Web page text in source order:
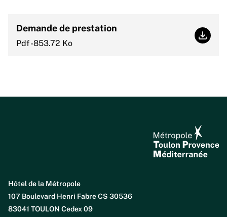
Demande de prestation
Pdf -853.72 Ko
Hôtel de la Métropole
107 Boulevard Henri Fabre CS 30536
83041 TOULON Cedex 09